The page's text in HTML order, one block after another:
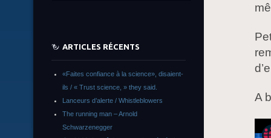
A
ARTICLES RÉCENTS
«Faites confiance à la science», disaient-
ils / « Trust science, » they said.
Lanceurs d’alerte / Whistleblowers
The running man – Arnold
Schwarzenegger